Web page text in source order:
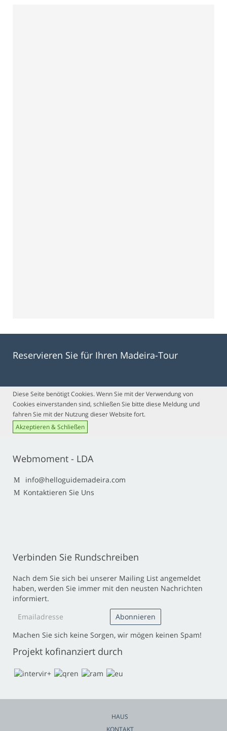
Reservieren Sie für Ihren Madeira-Tour
Diese Seite benötigt Cookies. Wenn Sie mit der Verwendung von
Cookies einverstanden sind, schließen Sie bitte diese Meldung und
fahren Sie mit der Nutzung dieser Website fort.
Akzeptieren & Schließen
Webmoment - LDA
info@helloguidemadeira.com
Kontaktieren Sie Uns
Verbinden Sie Rundschreiben
Nach dem Sie sich bei unserer Mailing List angemeldet
haben, werden Sie immer mit den neusten Nachrichten
informiert.
Machen Sie sich keine Sorgen, wir mögen keinen Spam!
Projekt kofinanziert durch
HAUS
KONTAKT